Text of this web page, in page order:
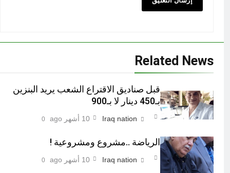
Related News
قبل صناديق الاقتراع الشعب يريد البنزين
بـ450 دينار لا بـ900
Iraq nation 10 أشهر ago 0
الرياضة ..مشروع ومشروعية !
Iraq nation 10 أشهر ago 0